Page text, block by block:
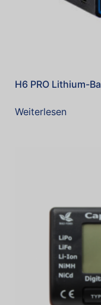
H6 PRO Lithium-
Weiterlesen